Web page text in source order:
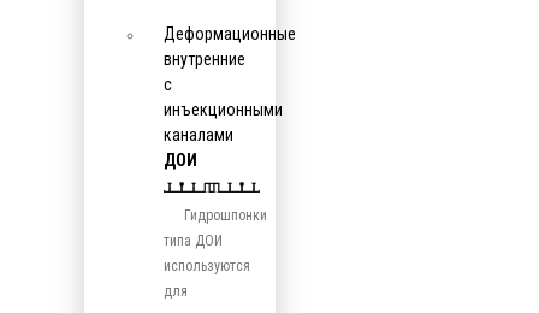
Деформационные
внутренние
с
инъекционными
каналами
ДОИ
Гидрошпонки
типа ДОИ
используются
для